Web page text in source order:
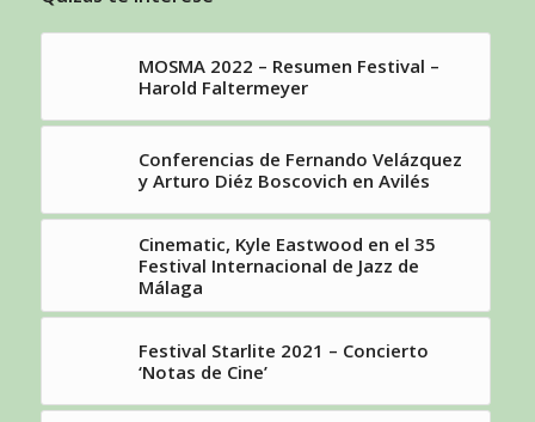
MOSMA 2022 – Resumen Festival –
Harold Faltermeyer
Conferencias de Fernando Velázquez
y Arturo Diéz Boscovich en Avilés
Cinematic, Kyle Eastwood en el 35
Festival Internacional de Jazz de
Málaga
Festival Starlite 2021 – Concierto
‘Notas de Cine’